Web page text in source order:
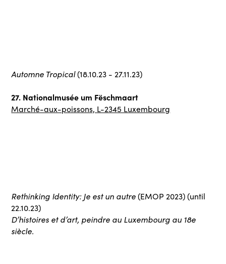
Automne Tropical(18.10.23 - 27.11.23)
27. Nationalmusée um Fëschmaart
Marché-aux-poissons, L-2345 Luxembourg
Rethinking Identity: Je est un autre(EMOP 2023) (until
22.10.23)
D’histoires et d’art, peindre au Luxembourg au 18e
siècle.